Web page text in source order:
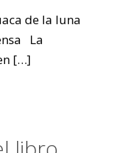
de la luna
La
[…]